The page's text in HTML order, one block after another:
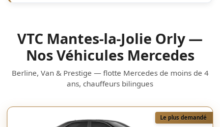
VTC Mantes-la-Jolie Orly —
Nos Véhicules Mercedes
Berline, Van & Prestige — flotte Mercedes de moins de 4
ans, chauffeurs bilingues
Le plus demandé